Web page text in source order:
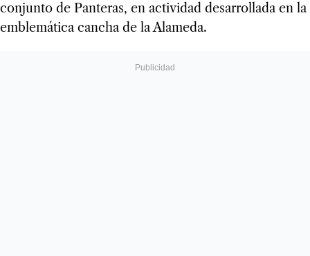
conjunto de Panteras, en actividad desarrollada en la
emblemática cancha de la Alameda.